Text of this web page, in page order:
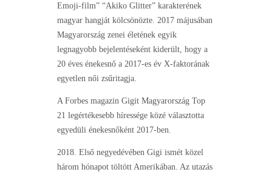
Emoji-film” “Akiko Glitter” karakterének
magyar hangját kölcsönözte. 2017 májusában
Magyarország zenei életének egyik
legnagyobb bejelentéseként kiderült, hogy a
20 éves énekesnő a 2017-es év X-faktorának
egyetlen női zsűritagja.
A Forbes magazin Gigit Magyarország Top
21 legértékesebb híressége közé választotta
egyedüli énekesnőként 2017-ben.
2018. Első negyedévében Gigi ismét közel
három hónapot töltött Amerikában. Az utazás